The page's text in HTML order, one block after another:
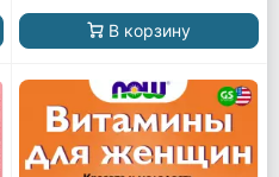
В корзину